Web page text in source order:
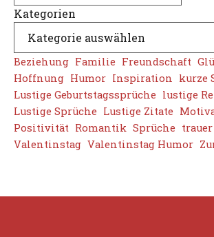
Kategorien
Beziehung Familie Freundschaft
Hoffnung Humor Inspiration kurze
Lustige Geburtstagssprüche lustige
Lustige Sprüche Lustige Zitate
Positivität Romantik Sprüche trauer
Valentinstag Valentinstag Humor